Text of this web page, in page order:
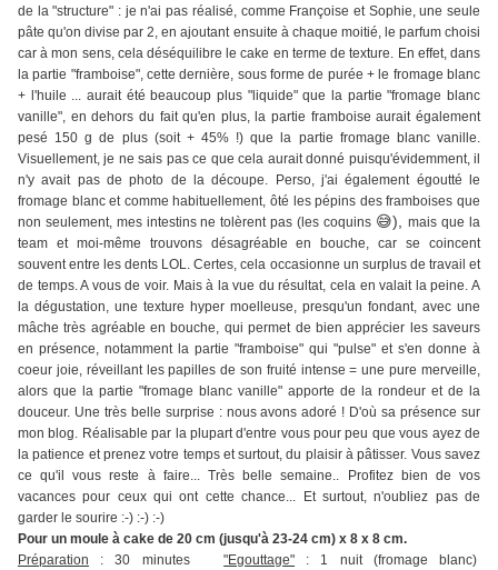
de la "structure" : je n'ai pas réalisé, comme Françoise et Sophie, une seule
pâte qu'on divise par 2, en ajoutant ensuite à chaque moitié, le parfum choisi
car à mon sens, cela déséquilibre le cake en terme de texture. En effet, dans
la partie "framboise", cette dernière, sous forme de purée + le fromage blanc
+ l'huile ... aurait été beaucoup plus "liquide" que la partie "fromage blanc
vanille", en dehors du fait qu'en plus, la partie framboise aurait également
pesé 150 g de plus (soit + 45% !) que la partie fromage blanc vanille.
Visuellement, je ne sais pas ce que cela aurait donné puisqu'évidemment, il
n'y avait pas de photo de la découpe. Perso, j'ai également égoutté le
fromage blanc et comme habituellement, ôté les pépins des framboises que
non seulement, mes intestins ne tolèrent pas (les coquins 😅),mais que la
team et moi-même trouvons désagréable en bouche, car se coincent
souvent entre les dents LOL. Certes, cela occasionne un surplus de travail et
de temps. A vous de voir. Mais à la vue du résultat, cela en valait la peine. A
la dégustation, une texture hyper moelleuse, presqu'un fondant, avec une
mâche très agréable en bouche, qui permet de bien apprécier les saveurs
en présence, notamment la partie "framboise" qui "pulse" et s'en donne à
coeur joie, réveillant les papilles de son fruité intense = une pure merveille,
alors que la partie "fromage blanc vanille" apporte de la rondeur et de la
douceur. Une très belle surprise : nous avons adoré ! D'où sa présence sur
mon blog. Réalisable par la plupart d'entre vous pour peu que vous ayez de
la patience et prenez votre temps et surtout, du plaisir à pâtisser. Vous savez
ce qu'il vous reste à faire... Très belle semaine.. Profitez bien de vos
vacances pour ceux qui ont cette chance... Et surtout, n'oubliez pas de
garder le sourire :-) :-) :-)
Pour un moule à cake de 20 cm (jusqu'à 23-24 cm) x 8 x 8 cm.
Préparation : 30 minutes"Egouttage" : 1 nuit (fromage blanc)